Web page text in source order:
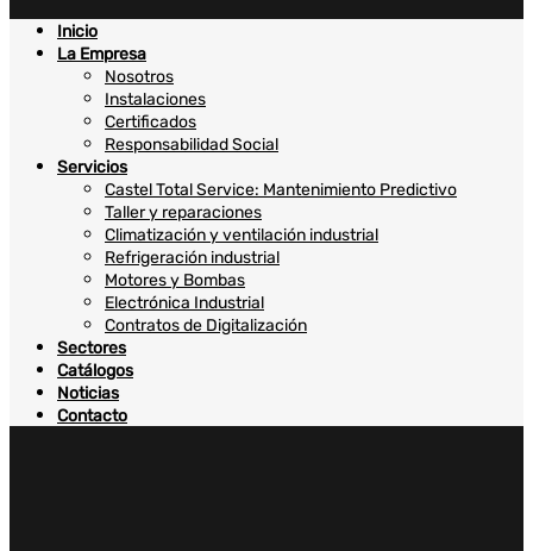
Inicio
La Empresa
Nosotros
Instalaciones
Certificados
Responsabilidad Social
Servicios
Castel Total Service: Mantenimiento Predictivo
Taller y reparaciones
Climatización y ventilación industrial
Refrigeración industrial
Motores y Bombas
Electrónica Industrial
Contratos de Digitalización
Sectores
Catálogos
Noticias
Contacto